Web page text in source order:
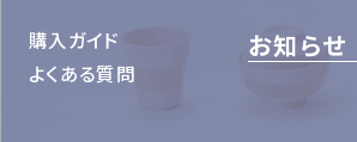
購入ガイド
よくある質問
お知らせ